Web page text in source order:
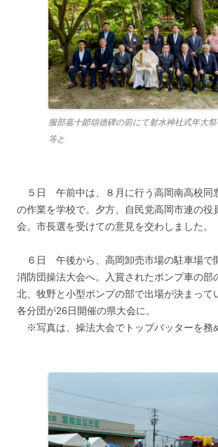
服部嘉十郞頌徳碑の前にて射水神社式年大
等と
５日 午前中は、８月に行う高岡南高校同
の作業を学校で。夕方、自民党高岡市連の役
会。市長選を受けての意見を交わしました。
６日 午後から、高岡卸売市場の駐車場で
消防団操法大会へ。入賞されたポンプ車の部
北、牧野と小型ポンプの部で出場が決まって
各分団が26日開催の県大会に。
※写真は、操法大会でトップバッターを務